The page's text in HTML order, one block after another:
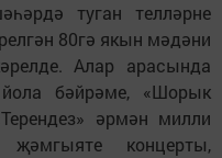
туган телләрне
80гә якын мәдәни
Алар арасында
йола бәйрәме, «Шорык
әрмән милли
концерты,